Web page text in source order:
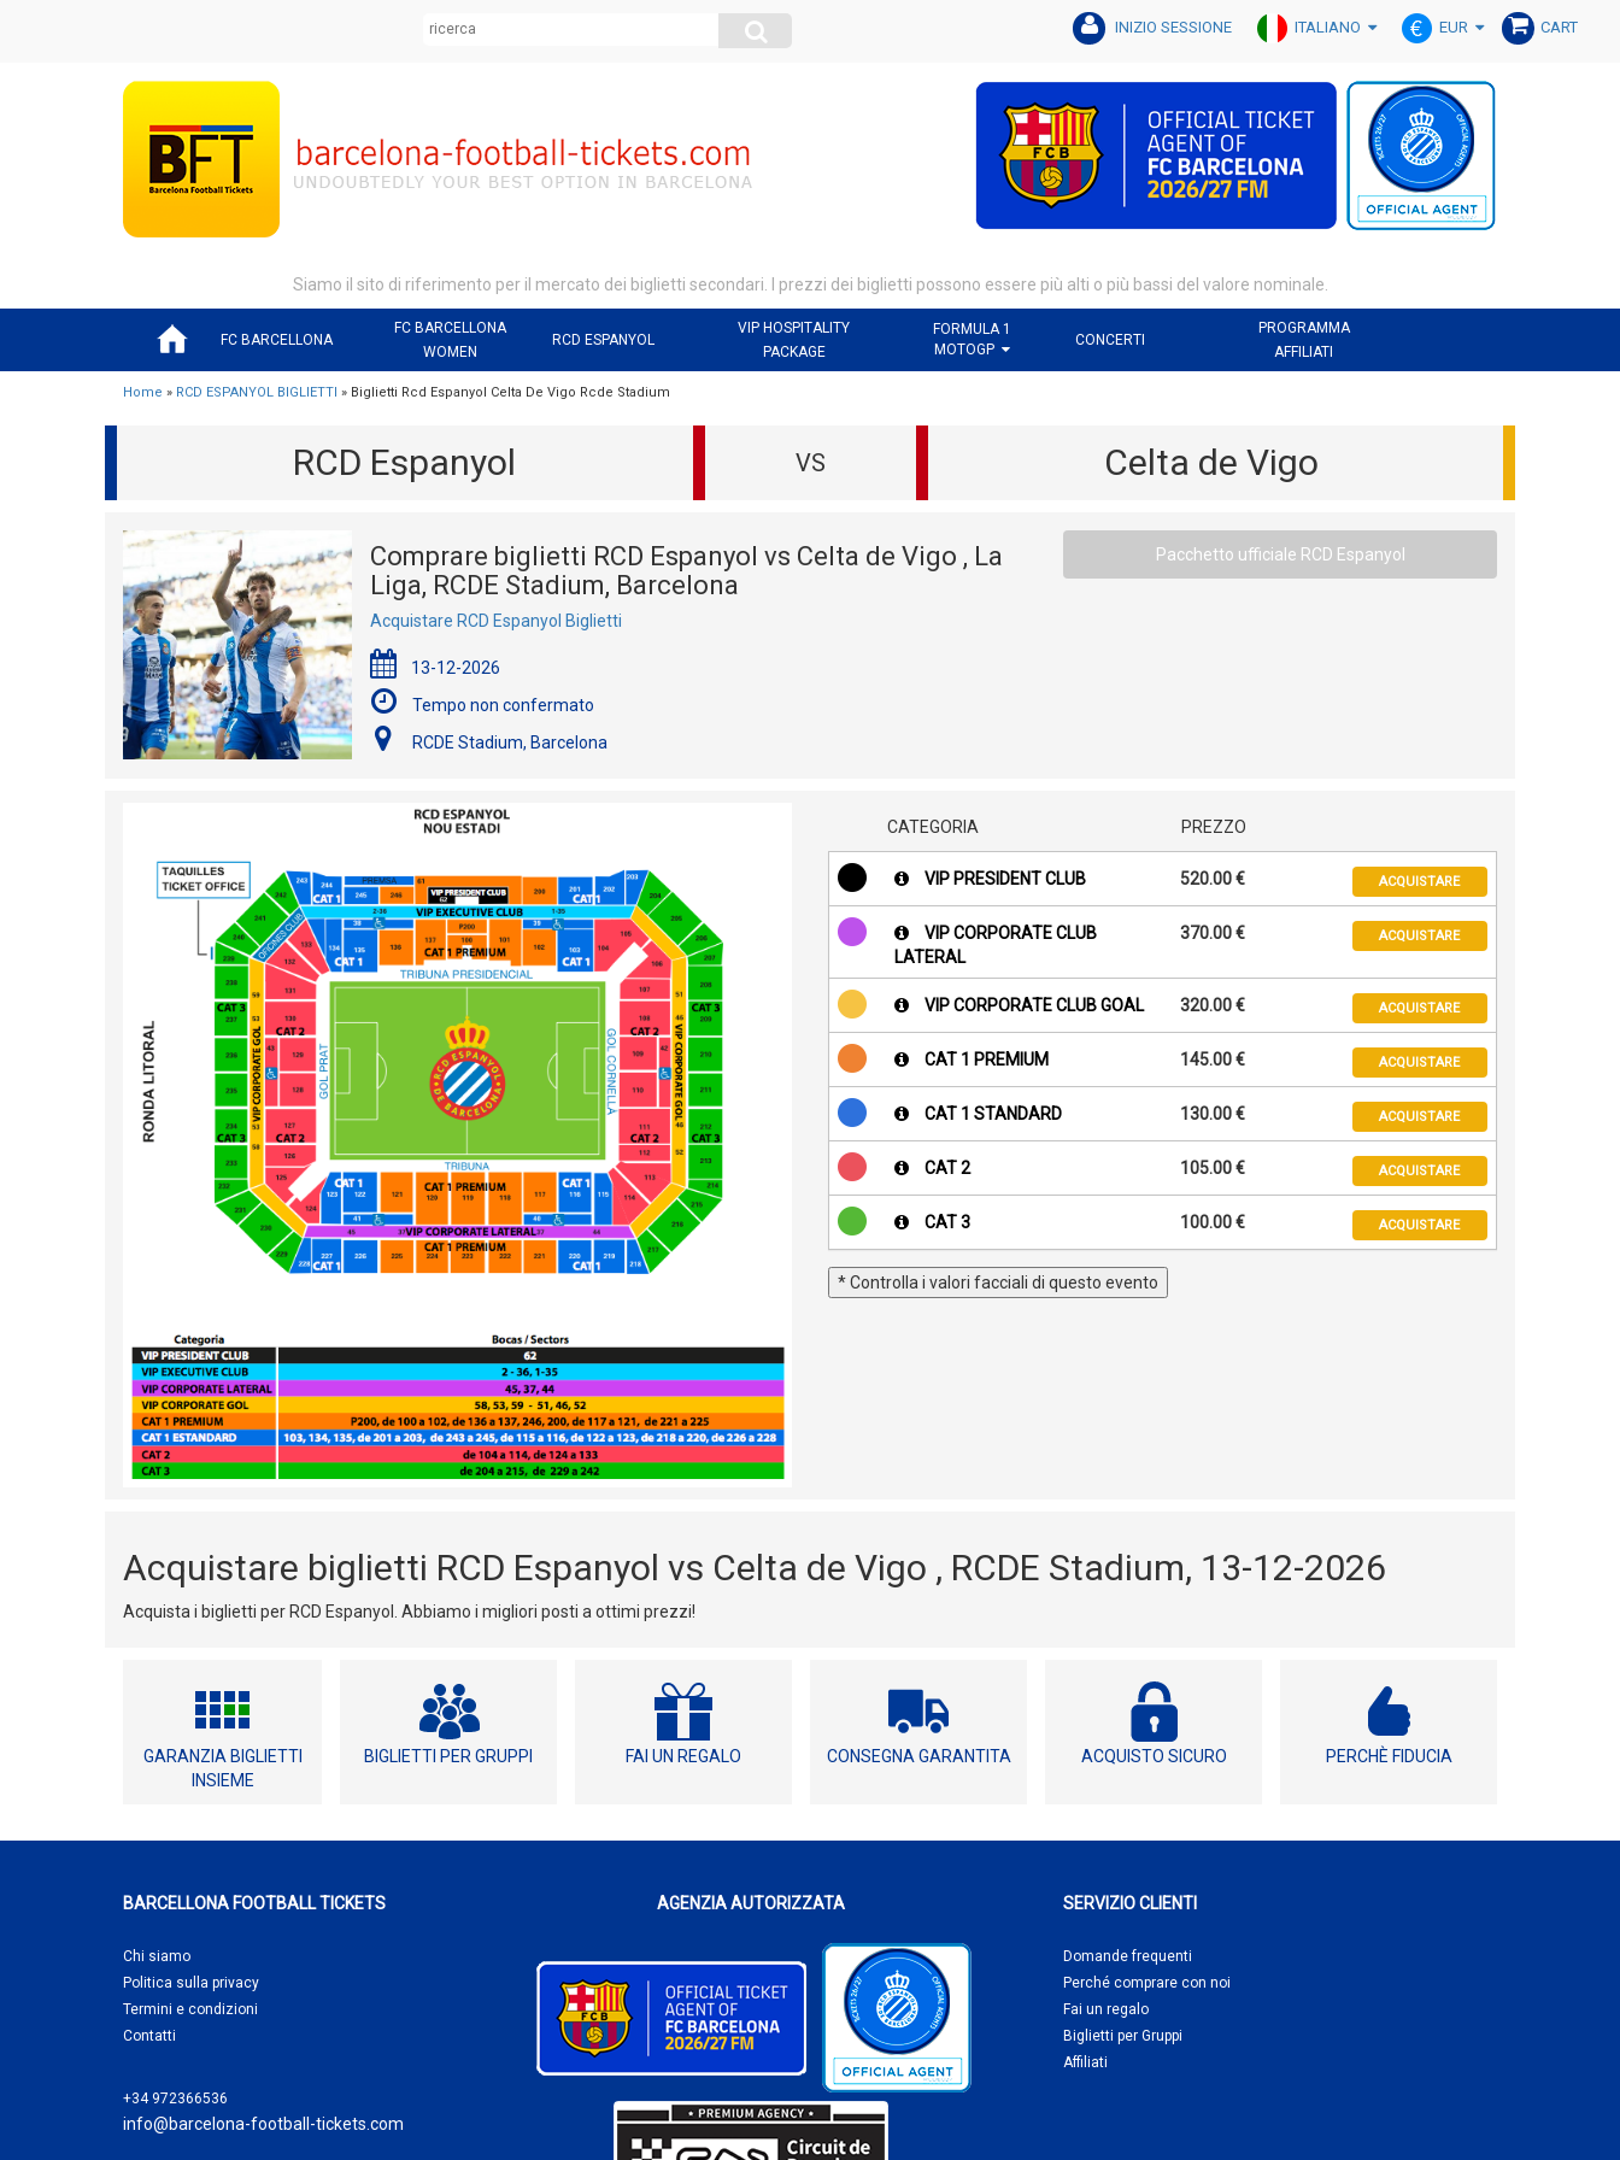
CART
EUR
ITALIANO
INIZIO SESSIONE
Siamo il sito di riferimento per il mercato dei biglietti secondari. I prezzi dei biglietti possono essere più alti o più bassi del valore nominale.
FC BARCELLONA
FC BARCELLONA
WOMEN
RCD ESPANYOL
VIP HOSPITALITY
PACKAGE
FORMULA 1
MOTOGP
CONCERTI
PROGRAMMA
AFFILIATI
Home » RCD ESPANYOL BIGLIETTI » Biglietti Rcd Espanyol Celta De Vigo Rcde Stadium
RCD Espanyol VS Celta de Vigo
Comprare biglietti RCD Espanyol vs Celta de Vigo , La
Liga, RCDE Stadium, Barcelona
Acquistare RCD Espanyol Biglietti
13-12-2026
Tempo non confermato
RCDE Stadium, Barcelona
Pacchetto ufficiale RCD Espanyol
CATEGORIA PREZZO
VIP PRESIDENT CLUB 520.00 € ACQUISTARE
VIP CORPORATE CLUB
LATERAL
370.00 € ACQUISTARE
VIP CORPORATE CLUB GOAL 320.00 € ACQUISTARE
CAT 1 PREMIUM 145.00 € ACQUISTARE
CAT 1 STANDARD 130.00 € ACQUISTARE
CAT 2 105.00 € ACQUISTARE
CAT 3 100.00 € ACQUISTARE
* Controlla i valori facciali di questo evento
Acquistare biglietti RCD Espanyol vs Celta de Vigo , RCDE Stadium, 13-12-2026
Acquista i biglietti per RCD Espanyol. Abbiamo i migliori posti a ottimi prezzi!
GARANZIA BIGLIETTI
INSIEME
BIGLIETTI PER GRUPPI FAI UN REGALO CONSEGNA GARANTITA ACQUISTO SICURO PERCHÈ FIDUCIA
BARCELLONA FOOTBALL TICKETS
Chi siamo
Politica sulla privacy
Termini e condizioni
Contatti
+34 972366536
info@barcelona-football-tickets.com
SERVIZIO CLIENTI
Domande frequenti
Perché comprare con noi
Fai un regalo
Biglietti per Gruppi
Affiliati
AGENZIA AUTORIZZATA